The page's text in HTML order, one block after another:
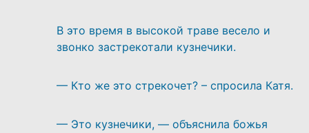
В это время в высокой траве весело и
звонко застрекотали кузнечики.
— Кто же это стрекочет? – спросила Катя.
— Это кузнечики, — объяснила божья